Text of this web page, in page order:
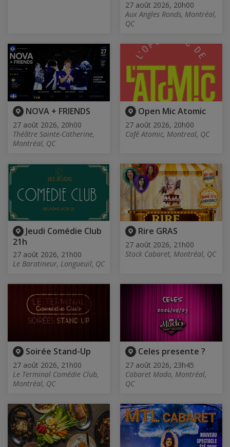
27 août 2026, 20h00
Aux Angles Ronds, Montréal,
QC
NOVA + FRIENDS
27 août 2026, 20h00
Théâtre Sainte-Catherine,
Montréal, QC
Open Mic Atomic
27 août 2026, 20h00
Café Atomic, Montreal, QC
Jeudi Comédie Club
21h
27 août 2026, 21h00
Le Baratineur, Longueuil, QC
Rire GRAS
27 août 2026, 21h00
Stock Cabaret, Montréal, QC
Soirée Stand-Up
27 août 2026, 21h00
Le Terminal Comédie Club,
Montréal, QC
Celes presente ?
27 août 2026, 23h45
Cabaret Mado, Montréal,
QC